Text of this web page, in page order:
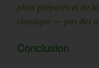
plats préparés et de
classique — pas des
Conclusion